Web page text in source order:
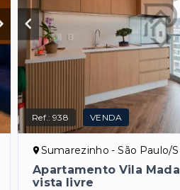
Ref.:938 VENDA
Sumarezinho - São Paulo/
Apartamento Vila
vista livre